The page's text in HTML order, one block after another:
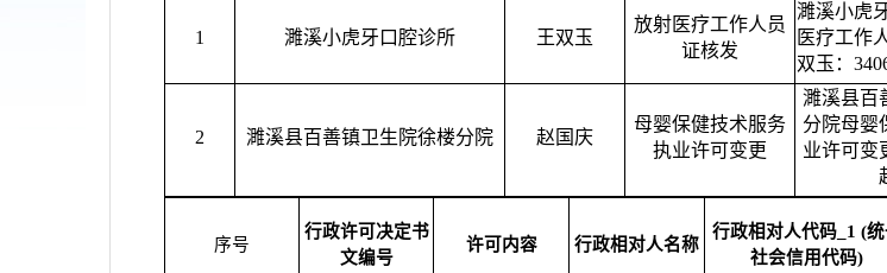
1 濉溪小虎牙口腔诊所 王双玉
放射医疗工作人员
证核发
濉溪小虎
医疗工作
双玉：
2 濉溪县百善镇卫生院徐楼分院 赵国庆
母婴保健技术服务
执业许可变更
濉溪县百
分院母婴
业许可变
序号
行政许可决定书
文编号
许可内容 行政相对人名称
行政相对人代码_1 (
社会信用代码)